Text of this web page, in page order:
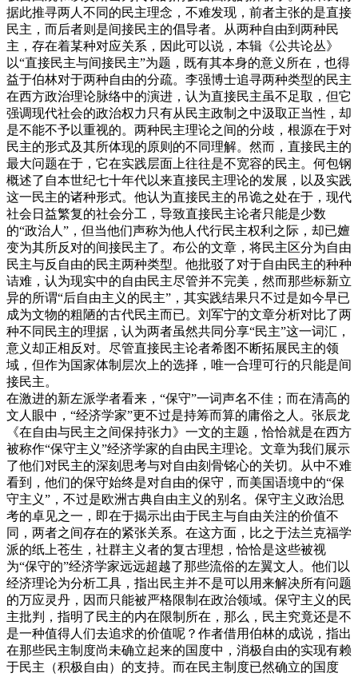
据此推寻两人不同的民主理念，不难发现，前者主张的是直接
民主，而后者则是间接民主的倡导者。从两种自由到两种民
主，存在着某种对应关系，因此可以说，本辑《公共论丛》
以“直接民主与间接民主”为题，既有其本身的意义所在，也得
益于伯林对于两种自由的分疏。李强博士追寻两种类型的民主
在西方政治理论脉络中的演进，认为直接民主虽不足取，但它
强调现代社会的政治权力只有从民主政制之中汲取正当性，却
是不能不予以重视的。两种民主理论之间的分歧，根源在于对
民主的形式及其所体现的原则的不同理解。然而，直接民主的
最大问题在于，它在实践层面上往往是不宽容的民主。何包钢
概述了自本世纪七十年代以来直接民主理论的发展，以及实践
这一民主的诸种形式。他认为直接民主的吊诡之处在于，现代
社会日益繁复的社会分工，导致直接民主论者只能是少数
的“政治人”，但当他们声称为他人代行民主权利之际，却已嬗
变为其所反对的间接民主了。布公的文章，将民主区分为自由
民主与反自由的民主两种类型。他批驳了对于自由民主的种种
诘难，认为现实中的自由民主尽管并不完美，然而那些标新立
异的所谓“后自由主义的民主”，其实践结果只不过是如今早已
成为文物的粗陋的古代民主而已。刘军宁的文章分析对比了两
种不同民主的理据，认为两者虽然共同分享“民主”这一词汇，
意义却正相反对。尽管直接民主论者希图不断拓展民主的领
域，但作为国家体制层次上的选择，唯一合理可行的只能是间
接民主。
在激进的新左派学者看来，“保守”一词声名不佳；而在清高的
文人眼中，“经济学家”更不过是持筹而算的庸俗之人。张辰龙
《在自由与民主之间保持张力》一文的主题，恰恰就是在西方
被称作“保守主义”经济学家的自由民主理论。文章为我们展示
了他们对民主的深刻思考与对自由刻骨铭心的关切。从中不难
看到，他们的保守始终是对自由的保守，而美国语境中的“保
守主义”，不过是欧洲古典自由主义的别名。保守主义政治思
考的卓见之一，即在于揭示出由于民主与自由关注的价值不
同，两者之间存在的紧张关系。在这方面，比之于法兰克福学
派的纸上苍生，社群主义者的复古理想，恰恰是这些被视
为“保守的”经济学家远远超越了那些流俗的左翼文人。他们以
经济理论为分析工具，指出民主并不是可以用来解决所有问题
的万应灵丹，因而只能被严格限制在政治领域。保守主义的民
主批判，指明了民主的内在限制所在，那么，民主究竟还是不
是一种值得人们去追求的价值呢？作者借用伯林的成说，指出
在那些民主制度尚未确立起来的国度中，消极自由的实现有赖
于民主（积极自由）的支持。而在民主制度已然确立的国度